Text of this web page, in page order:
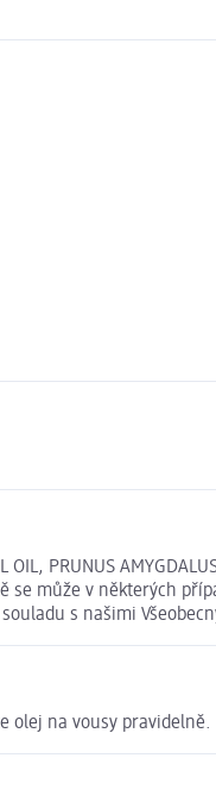
OIL, PRUNUS
se může v některých
s našimi
olej na vousy pravidelně.